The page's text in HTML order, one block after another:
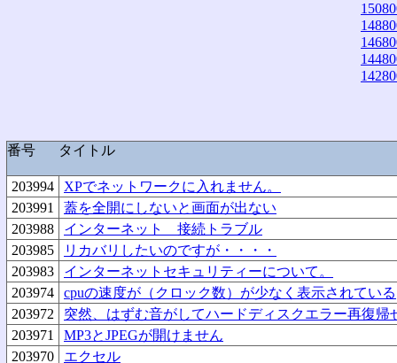
番号 タイトル
203994
XPでネットワークに入れません。
203991
蓋を全開にしないと画面が出ない
203988
インターネット 接続トラブル
203985
リカバリしたいのですが・・・・
203983
インターネットセキュリティーについて。
203974
cpuの速度が（クロック数）が少なく表示されている
203972
突然、はずむ音がしてハードディスクエラー再復帰
203971
MP3とJPEGが開けません
203970
エクセル